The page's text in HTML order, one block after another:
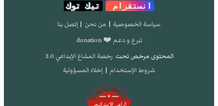
انستقرام
تيك توك
سياسة الخصوصية | من نحن | إتصل بنا
تبرع و دعم ❤️ donation
المحتوى مرخص تحت رخصة المشاع الإبداعي 3.0
شروط الإستخدام | إخلاء المسؤولية